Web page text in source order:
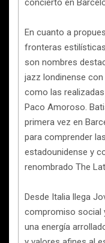
concierto en
En cuanto a
fronteras
son nombres
jazz londinense
como las
Paco Amoroso.
primera vez en
para comprender
estadounidense y
renombrado The
Desde Italia llega
compromiso social
una energía